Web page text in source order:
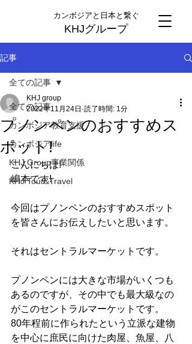
カンボジアと日本と繋ぐ
KHJグループ
記事
全ての記事
カンボジア教育支援
カンボジアlife
KHJ Group事業関係
KHJ Tour&Travel
全ての記事
プノンペンのおすすめス
ポット!
KHJ group
2022年11月24日 読了時間: 1分
こんにちは!
嶋本です!
今回はプノンペンのおすすめスポット
を皆さんにお伝えしたいと思います。
それはセントラルマーケットです。
プノンペンには大きな市場がいくつも
あるのですが、その中でも最大級なの
がこのセントラルマーケットです。
80年程前に作られたという立派な建物
を中心に庶民に向けた肉屋、魚屋、八